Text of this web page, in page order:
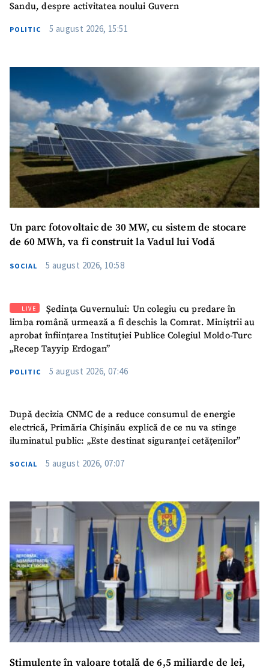
Sandu, despre activitatea noului Guvern
POLITIC 5 august 2026, 15:51
Un parc fotovoltaic de 30 MW, cu sistem de stocare
de 60 MWh, va fi construit la Vadul lui Vodă
SOCIAL 5 august 2026, 10:58
LIVE
Ședința Guvernului: Un colegiu cu predare în
limba română urmează a fi deschis la Comrat. Miniștrii au
aprobat înființarea Instituției Publice Colegiul Moldo-Turc
„Recep Tayyip Erdogan”
POLITIC 5 august 2026, 07:46
După decizia CNMC de a reduce consumul de energie
electrică, Primăria Chișinău explică de ce nu va stinge
iluminatul public: „Este destinat siguranței cetățenilor”
SOCIAL 5 august 2026, 07:07
Stimulente în valoare totală de 6,5 miliarde de lei,